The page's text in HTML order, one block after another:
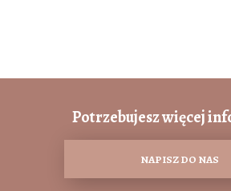
Potrzebujesz więcej
NAPISZ DO NAS